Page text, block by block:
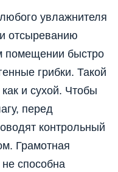
увлажнителя
отсыреванию
помещении быстро
грибки. Такой
и сухой. Чтобы
перед
контрольный
Грамотная
способна